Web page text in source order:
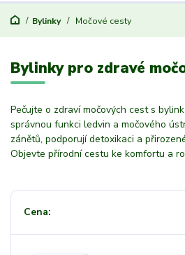
Bylinky Močové cesty
Bylinky pro zdravé
Pečujte o zdraví močových cest s
správnou funkci ledvin a močového
zánětů, podporují detoxikaci a
Objevte přírodní cestu ke komfortu a
Cena: